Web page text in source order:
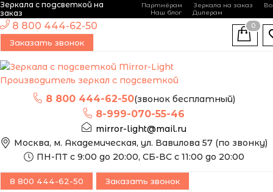
Зеркала с подсветкой на
заказ
Партнёрам Зеркала на заказ
Наш блог
Дилерам
Производитель зеркал с подсветкой
8 800 444-62-50(звонок бесплатный)
8-999-070-55-46
mirror-light@mail.ru
Москва, м. Академическая, ул. Вавилова 57 (по звонку)
ПН-ПТ с 9:00 до 20:00, СБ-ВС с 11:00 до 20:00
8 800 444-62-50
Заказать звонок
0
8 800 444-62-50 Заказать звонок
ЭТО ЗЕРКАЛО МЫ
МОЖЕМ ИЗГОТОВИТЬ
ПО ВАШИМ
-